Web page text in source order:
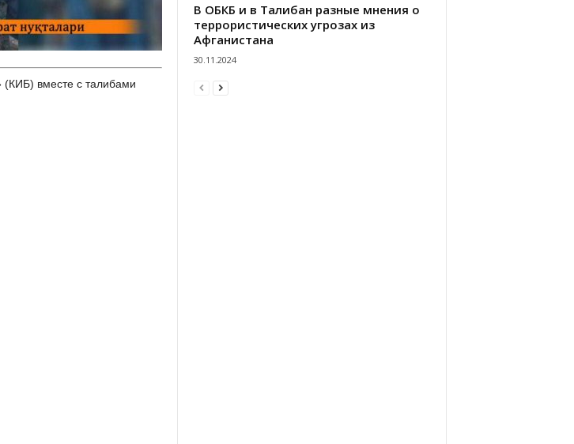
(КИБ) вместе с талибами
В ОБКБ и в Талибан разные мнения о
террористических угрозах из
Афганистана
30.11.2024